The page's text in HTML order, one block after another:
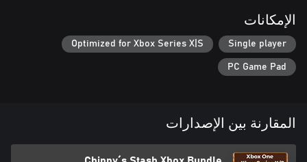
الإمكانات
Single player
Optimized for Xbox Series X|S
PC Game Pad
المقارنة بين الإصدارات